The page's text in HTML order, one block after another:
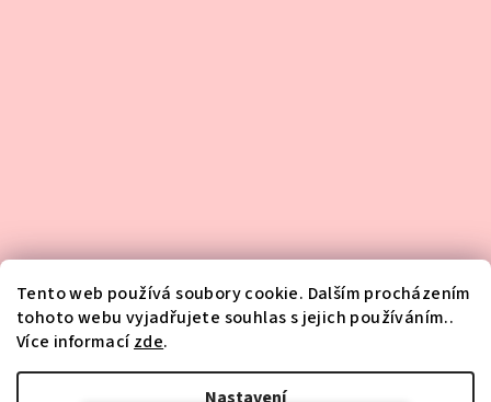
Tento web používá soubory cookie. Dalším procházením
tohoto webu vyjadřujete souhlas s jejich používáním..
Více informacízde.